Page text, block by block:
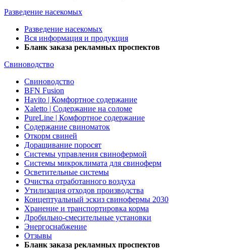
Разведение насекомых
Разведение насекомых
Вся информация и продукция
Бланк заказа рекламных проспектов
Свиноводство
Свиноводство
BFN Fusion
Havito | Комфортное содержание
Xaletto | Содержание на соломе
PureLine | Комфортное содержание
Содержание свиноматок
Откорм свиней
Доращивание поросят
Системы управления свинофермой
Системы микроклимата для свиноферм
Осветительные системы
Очистка отработанного воздуха
Утилизация отходов производства
Концептуальный эскиз свинофермы 2030
Хранение и транспортировка корма
Дробильно-смесительные установки
Энергоснабжение
Отзывы
Бланк заказа рекламных проспектов